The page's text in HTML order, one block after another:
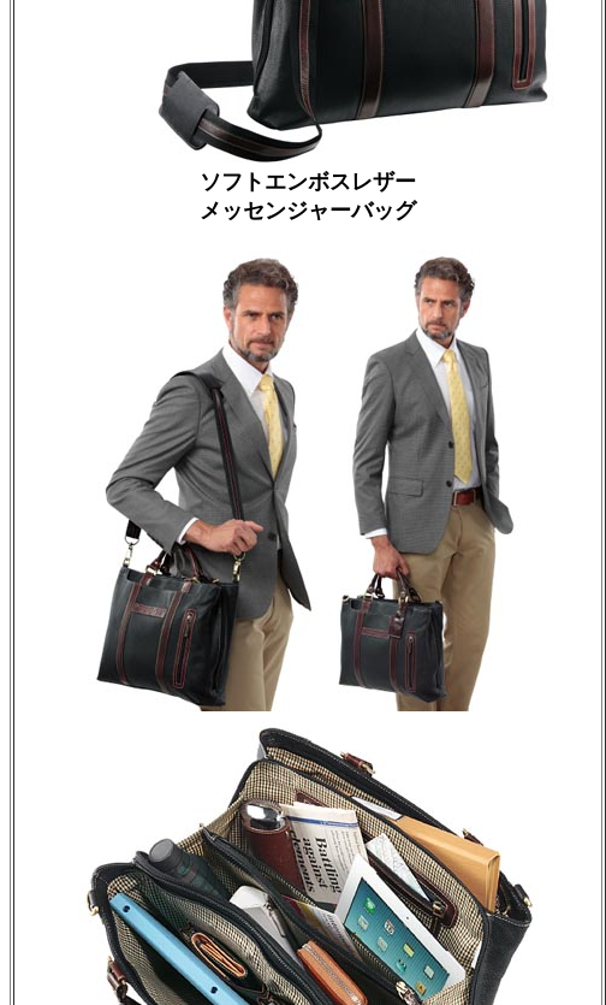
ソフトエンボスレザー
メッセンジャーバッグ